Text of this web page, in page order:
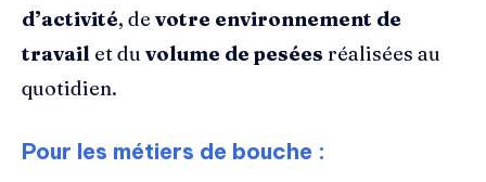
d’activité, de votre environnement de
travail et du volume de pesées réalisées au
quotidien.
Pour les métiers de bouche :